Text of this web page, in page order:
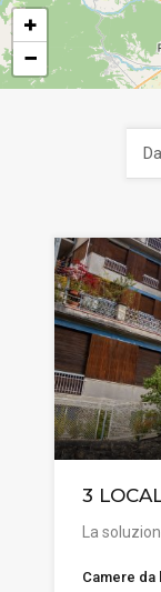
+
−
3
La
Camere da